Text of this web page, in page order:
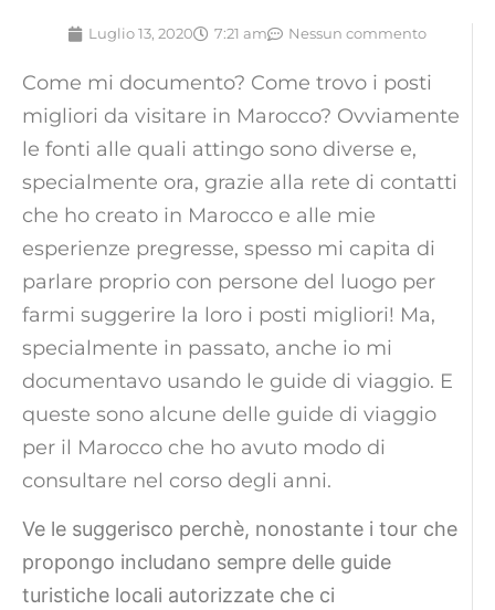
Luglio 13, 2020 7:21 am Nessun commento
Come mi documento? Come trovo i posti
migliori da visitare in Marocco? Ovviamente
le fonti alle quali attingo sono diverse e,
specialmente ora, grazie alla rete di contatti
che ho creato in Marocco e alle mie
esperienze pregresse, spesso mi capita di
parlare proprio con persone del luogo per
farmi suggerire la loro i posti migliori! Ma,
specialmente in passato, anche io mi
documentavo usando le guide di viaggio. E
queste sono alcune delle guide di viaggio
per il Marocco che ho avuto modo di
consultare nel corso degli anni.
Ve le suggerisco perchè, nonostante i tour che
propongo includano sempre delle guide
turistiche locali autorizzate che ci